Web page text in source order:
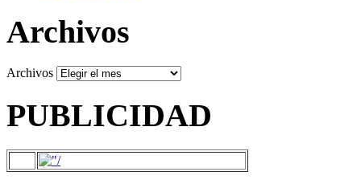
Archivos
Archivos
PUBLICIDAD